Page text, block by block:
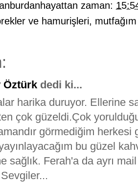
zaman:
ve hamurişleri, mutfağım
Öztürk dedi ki...
harika duruyor. Ellerine
çok güzeldi.Çok
görmediğim
bu güzel
sağlık. Ferah'a da ayrı